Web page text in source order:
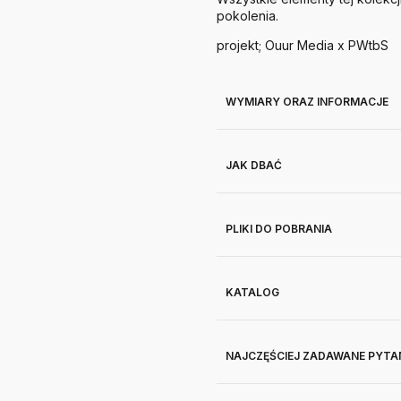
pokolenia.
projekt; Ouur Media x PWtbS
WYMIARY ORAZ INFORMACJE
JAK DBAĆ
PLIKI DO POBRANIA
KATALOG
NAJCZĘŚCIEJ ZADAWANE